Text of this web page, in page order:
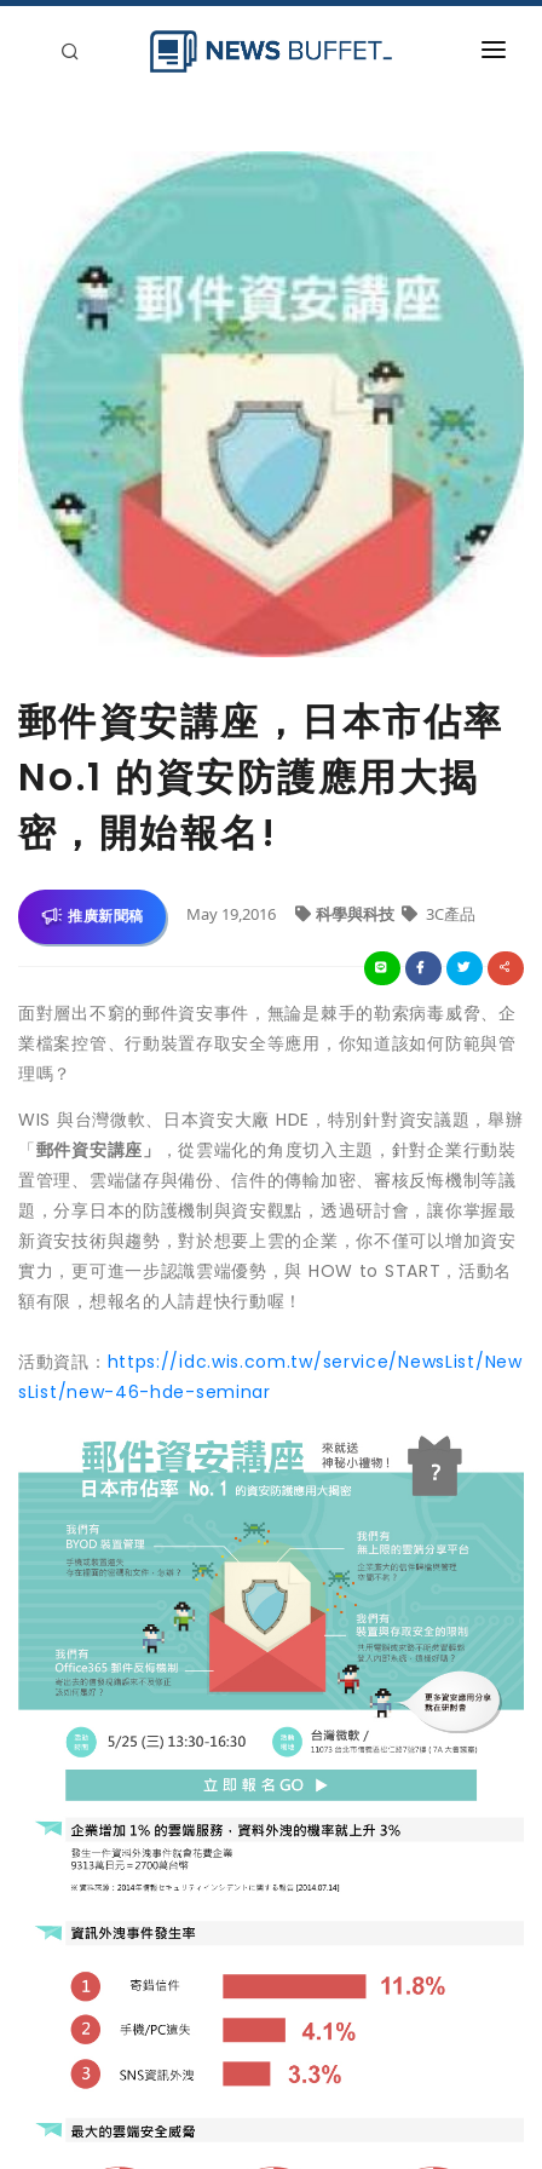
刊登
郵件資安講座，日本市佔率
No.1 的資安防護應用大揭
密，開始報名!
推廣新聞稿 May 19,2016 科學與科技 3C產品
面對層出不窮的郵件資安事件，無論是棘手的勒索病毒威脅、企
業檔案控管、行動裝置存取安全等應用，你知道該如何防範與管
理嗎？
WIS 與台灣微軟、日本資安大廠 HDE，特別針對資安議題，舉辦
「郵件資安講座」
，從雲端化的角度切入主題，針對企業行動裝
置管理、雲端儲存與備份、信件的傳輸加密、審核反悔機制等議
題，分享日本的防護機制與資安觀點，透過研討會，讓你掌握最
新資安技術與趨勢，對於想要上雲的企業，你不僅可以增加資安
實力，更可進一步認識雲端優勢，與 HOW to START，活動名
額有限，想報名的人請趕快行動喔！
活動資訊： https://idc.wis.com.tw/service/NewsList/New
sList/new-46-hde-seminar